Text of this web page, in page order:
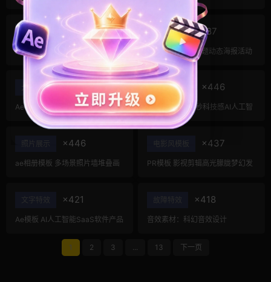
动画设计
时轮播图PR模版
MG动画 ×490
Ae模板 创意广告动漫画卡通游戏
片头曲开场
潮流模板 ×487
Ae模板 卡点大标题动态海报活动
预告推广宣传视频
大标题 ×467
Ae模板LOGO 12款8-bit动漫画游
戏风街机标题片头动画
科技风模板 ×446
ae片头模板 36秒科技感AI人工智
能SaaS产品图文数据展示宣传视
频AE模板
照片展示
×446
ae相册模板 多场景照片墙堆叠画
电影风模板 ×437
PR模板 影视剪辑高光朦胧梦幻发
文字特效 ×421
Ae模板 AI人工智能SaaS软件产品
故障特效 ×418
音效素材：科幻音效设计
1 2 3 13 下一页